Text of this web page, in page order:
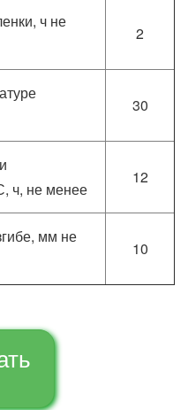
ч не
2
30
ч, не менее
12
мм не
10